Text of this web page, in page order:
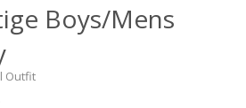
Boys/Mens
Outfit